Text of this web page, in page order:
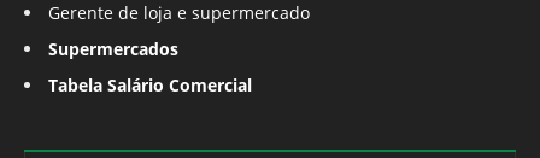
Gerente de loja e supermercado
Supermercados
Tabela Salário Comercial